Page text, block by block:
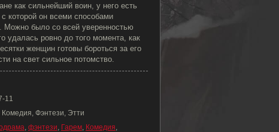
как сильнейший воин, у него есть
которой он всеми способами
Можно было со всей уверенностью
удалась ровно до того момента, как
женщин готовы бороться за его
на свет сильное потомство.
11
Комедия, Фэнтези, Этти
, фэнтези, Гарем, Комедия,